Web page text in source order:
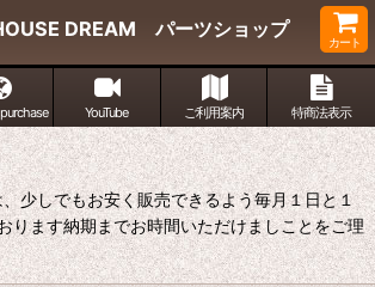
DREAM パーツショップ
カート
YouTube ご利用案内 特商法表示
少しでもお安く販売できるよう毎月１日と１
ります納期までお時間いただけましことをご理